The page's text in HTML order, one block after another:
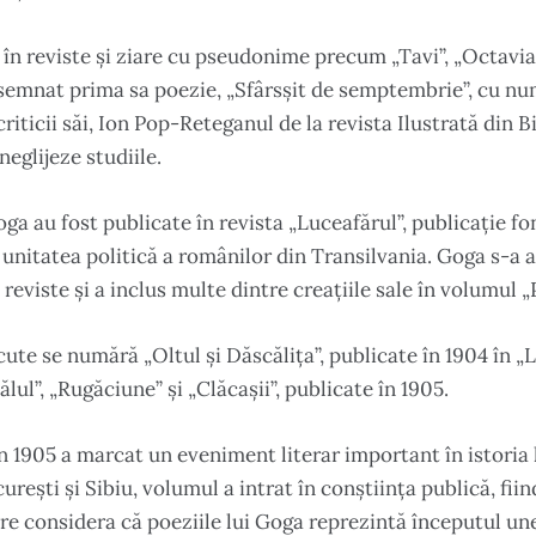
reviste și ziare cu pseudonime precum „Tavi”,
prima sa poezie, „Sfârsșit de semptembrie”, cu
săi, Ion Pop-Reteganul de la revista Ilustrată din
studiile.
au fost publicate în revista „Luceafărul”, publicație
politică a românilor din Transilvania. Goga s-a
și a inclus multe dintre creațiile sale în volumul
se numără „Oltul și Dăscălița”, publicate în 1904 în
„Rugăciune” și „Clăcașii”, publicate în 1905.
1905 a marcat un eveniment literar important în
și Sibiu, volumul a intrat în conștiința publică,
considera că poeziile lui Goga reprezintă începutul